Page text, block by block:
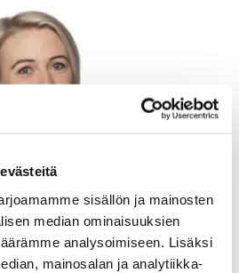
sisällön ja mainosten
median ominaisuuksien
analysoimiseen. Lisäksi
mainosalan ja analytiikka-